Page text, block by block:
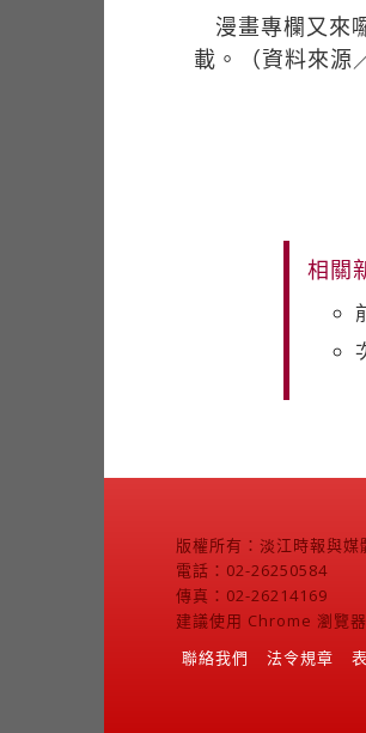
漫畫專欄又來
載。（資料來源
相關
版權所有：淡江時報與媒
電話：02-26250584
傳真：02-26214169
建議使用 Chrome 瀏覽器
聯絡我們
法令規章